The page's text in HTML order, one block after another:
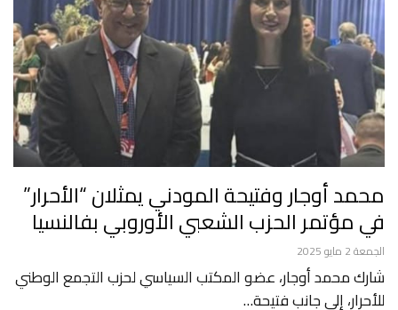
محمد أوجار وفتيحة المودني يمثلان “الأحرار”
في مؤتمر الحزب الشعبي الأوروبي بفالنسيا
الجمعة 2 مايو 2025
شارك محمد أوجار، عضو المكتب السياسي لحزب التجمع الوطني
للأحرار، إلى جانب فتيحة…